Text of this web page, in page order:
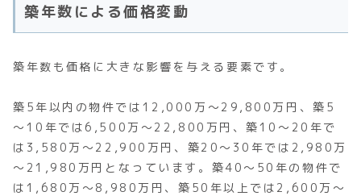
築年数による価格変動
築年数も価格に大きな影響を与える要素です。
築5年以内の物件では12,000万～29,800万円、築5
～10年では6,500万～22,800万円、築10～20年で
は3,580万～22,900万円、築20～30年では2,980万
～21,980万円となっています。築40～50年の物件で
は1,680万～8,980万円、築50年以上では2,600万～